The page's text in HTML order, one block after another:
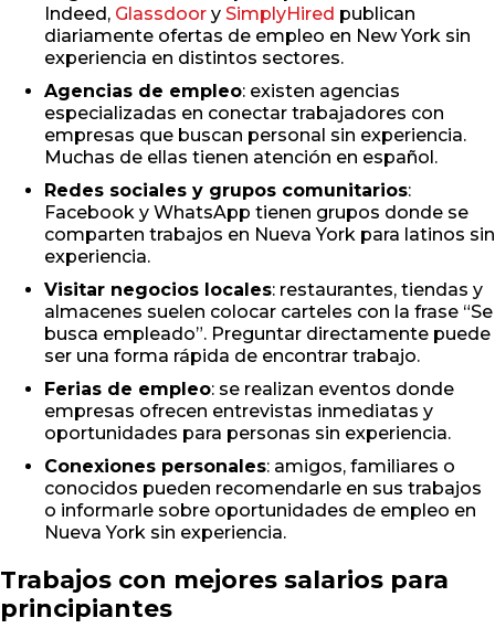
Indeed, Glassdoor y SimplyHired publican
diariamente ofertas de empleo en New York sin
experiencia en distintos sectores.
Agencias de empleo: existen agencias
especializadas en conectar trabajadores con
empresas que buscan personal sin experiencia.
Muchas de ellas tienen atención en español.
Redes sociales y grupos comunitarios:
Facebook y WhatsApp tienen grupos donde se
comparten trabajos en Nueva York para latinos sin
experiencia.
Visitar negocios locales: restaurantes, tiendas y
almacenes suelen colocar carteles con la frase “Se
busca empleado”. Preguntar directamente puede
ser una forma rápida de encontrar trabajo.
Ferias de empleo: se realizan eventos donde
empresas ofrecen entrevistas inmediatas y
oportunidades para personas sin experiencia.
Conexiones personales: amigos, familiares o
conocidos pueden recomendarle en sus trabajos
o informarle sobre oportunidades de empleo en
Nueva York sin experiencia.
Trabajos con mejores salarios para
principiantes